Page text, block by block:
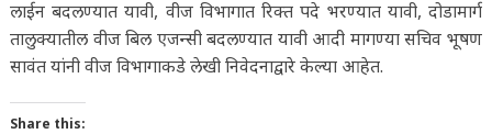
लाईन बदलण्यात यावी, वीज विभागात रिक्त पदे भरण्यात यावी, दोडामार्ग
तालुक्यातील वीज बिल एजन्सी बदलण्यात यावी आदी मागण्या सचिव भूषण
सावंत यांनी वीज विभागाकडे लेखी निवेदनाद्वारे केल्या आहेत.
Share this: